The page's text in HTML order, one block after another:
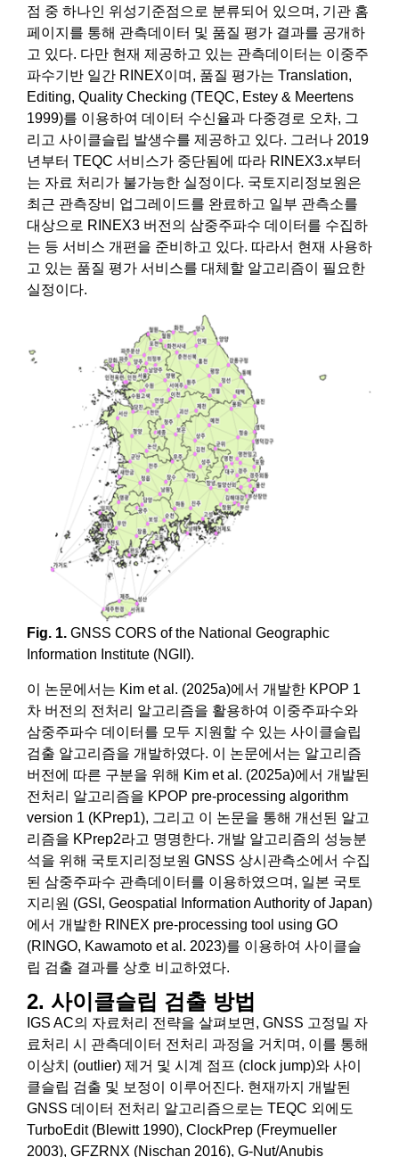
점 중 하나인 위성기준점으로 분류되어 있으며, 기관 홈
페이지를 통해 관측데이터 및 품질 평가 결과를 공개하
고 있다. 다만 현재 제공하고 있는 관측데이터는 이중주
파수기반 일간 RINEX이며, 품질 평가는 Translation,
Editing, Quality Checking (TEQC, Estey & Meertens
1999)를 이용하여 데이터 수신율과 다중경로 오차, 그
리고 사이클슬립 발생수를 제공하고 있다. 그러나 2019
년부터 TEQC 서비스가 중단됨에 따라 RINEX3.x부터
는 자료 처리가 불가능한 실정이다. 국토지리정보원은
최근 관측장비 업그레이드를 완료하고 일부 관측소를
대상으로 RINEX3 버전의 삼중주파수 데이터를 수집하
는 등 서비스 개편을 준비하고 있다. 따라서 현재 사용하
고 있는 품질 평가 서비스를 대체할 알고리즘이 필요한
실정이다.
Fig. 1. GNSS CORS of the National Geographic
Information Institute (NGII).
이 논문에서는 Kim et al. (2025a)에서 개발한 KPOP 1
차 버전의 전처리 알고리즘을 활용하여 이중주파수와
삼중주파수 데이터를 모두 지원할 수 있는 사이클슬립
검출 알고리즘을 개발하였다. 이 논문에서는 알고리즘
버전에 따른 구분을 위해 Kim et al. (2025a)에서 개발된
전처리 알고리즘을 KPOP pre-processing algorithm
version 1 (KPrep1), 그리고 이 논문을 통해 개선된 알고
리즘을 KPrep2라고 명명한다. 개발 알고리즘의 성능분
석을 위해 국토지리정보원 GNSS 상시관측소에서 수집
된 삼중주파수 관측데이터를 이용하였으며, 일본 국토
지리원 (GSI, Geospatial Information Authority of Japan)
에서 개발한 RINEX pre-processing tool using GO
(RINGO, Kawamoto et al. 2023)를 이용하여 사이클슬
립 검출 결과를 상호 비교하였다.
2. 사이클슬립 검출 방법
IGS AC의 자료처리 전략을 살펴보면, GNSS 고정밀 자
료처리 시 관측데이터 전처리 과정을 거치며, 이를 통해
이상치 (outlier) 제거 및 시계 점프 (clock jump)와 사이
클슬립 검출 및 보정이 이루어진다. 현재까지 개발된
GNSS 데이터 전처리 알고리즘으로는 TEQC 외에도
TurboEdit (Blewitt 1990), ClockPrep (Freymueller
2003), GFZRNX (Nischan 2016), G-Nut/Anubis